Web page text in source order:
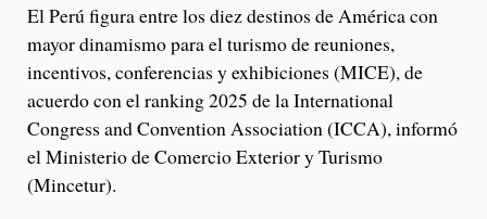
El Perú figura entre los diez destinos de América con
mayor dinamismo para el turismo de reuniones,
incentivos, conferencias y exhibiciones (MICE), de
acuerdo con el ranking 2025 de la International
Congress and Convention Association (ICCA), informó
el Ministerio de Comercio Exterior y Turismo
(Mincetur).